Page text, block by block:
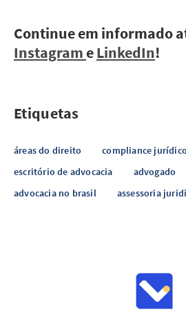
Continue em informado
InstagrameLinkedIn!
Etiquetas
áreas do direito
compliance jurídico
escritório de advocacia
advogado
advocacia no brasil
assessoria